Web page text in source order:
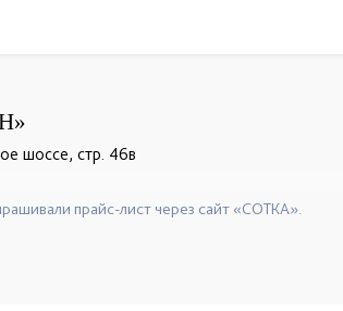
шоссе, стр. 46в
прайс-лист через сайт «СОТКА».